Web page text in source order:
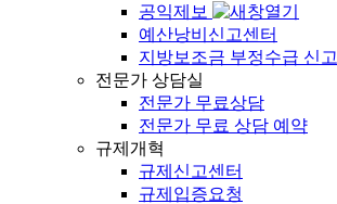
공익제보
예산낭비신고센터
지방보조금 부정수급 신고
전문가 상담실
전문가 무료상담
전문가 무료 상담 예약
규제개혁
규제신고센터
규제입증요청